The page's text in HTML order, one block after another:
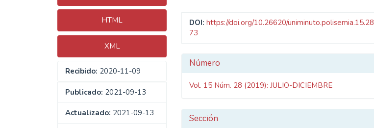
HTML
XML
Recibido: 2020-11-09
Publicado: 2021-09-13
Actualizado: 2021-09-13
DOI: https://doi.org/10.26620/
73
Detalles
del
Número
Vol. 15 Núm. 28 (2019): JULIO-DICIEMBRE
Sección